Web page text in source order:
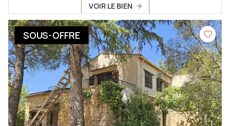
VOIR LE BIEN
SOUS-OFFRE